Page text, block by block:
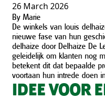
26 March 2026
By Marie
De winkels van louis
nieuwe fase van hun
delhaize door Delhaize De
geleidelijk om klanten nog
betekent dit dat bepaalde
voortaan hun intrede doen
IDEE VOOR